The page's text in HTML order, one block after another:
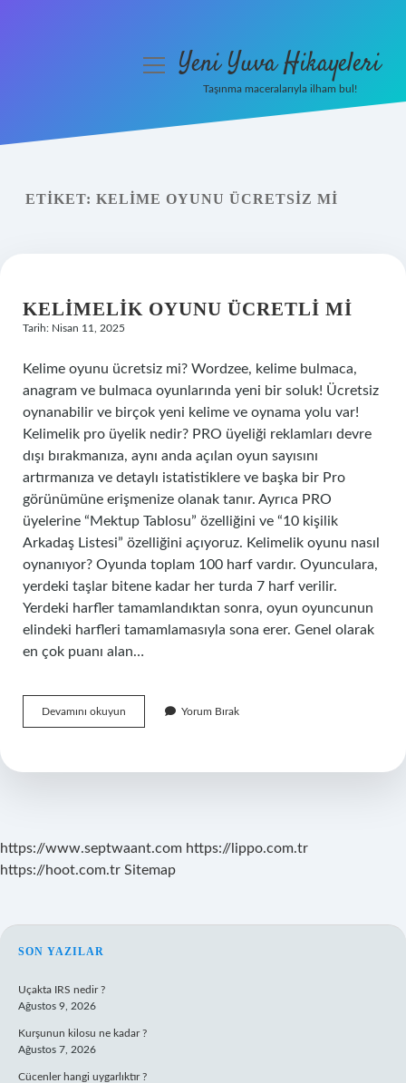
Yasal Uyarı
menüyüYeni Yuva Hikayeleri
Taşınma maceralarıyla ilham bul!
ETIKET: KELIME OYUNU ÜCRETSIZ MI
KELIMELIK OYUNU ÜCRETLI MI
Tarih: Nisan 11, 2025
Kelime oyunu ücretsiz mi? Wordzee, kelime bulmaca,
anagram ve bulmaca oyunlarında yeni bir soluk! Ücretsiz
oynanabilir ve birçok yeni kelime ve oynama yolu var!
Kelimelik pro üyelik nedir? PRO üyeliği reklamları devre
dışı bırakmanıza, aynı anda açılan oyun sayısını
artırmanıza ve detaylı istatistiklere ve başka bir Pro
görünümüne erişmenize olanak tanır. Ayrıca PRO
üyelerine “Mektup Tablosu” özelliğini ve “10 kişilik
Arkadaş Listesi” özelliğini açıyoruz. Kelimelik oyunu nasıl
oynanıyor? Oyunda toplam 100 harf vardır. Oyunculara,
yerdeki taşlar bitene kadar her turda 7 harf verilir.
Yerdeki harfler tamamlandıktan sonra, oyun oyuncunun
elindeki harfleri tamamlamasıyla sona erer. Genel olarak
en çok puanı alan…
Devamını okuyun Kelimelik
Oyunu
Yorum Bırak
https://www.septwaant.com https://lippo.com.tr
https://hoot.com.tr Sitemap
SIDEBAR
SON YAZILAR
Uçakta IRS nedir ?
Ağustos 9, 2026
Kurşunun kilosu ne kadar ?
Ağustos 7, 2026
Cücenler hangi uygarlıktır ?